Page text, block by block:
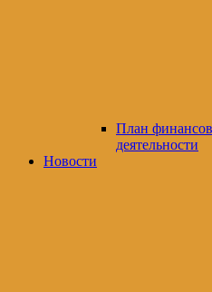
План
деятельности
Новости